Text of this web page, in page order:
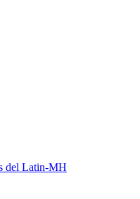
del Latin-MH